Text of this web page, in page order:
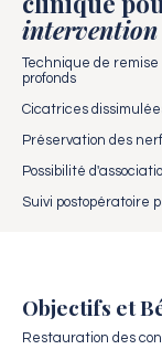
intervention
Technique de
profonds
Cicatrices
Préservation des
Possibilité
Suivi postopératoire
Objectifs et
Restauration des